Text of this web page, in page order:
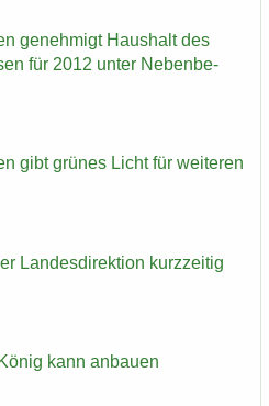
ge­neh­migt Haus­halt des
für 2012 unter Ne­ben­be­
gibt grü­nes Licht für wei­te­ren
Lan­des­di­rek­ti­on kurz­zei­tig
kann an­bau­en